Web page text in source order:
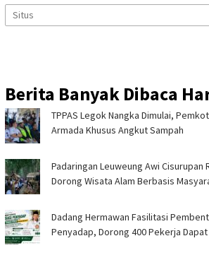
Berita Banyak Dibaca
TPPAS Legok Nangka Dimulai,
Armada Khusus Angkut Sampah
Padaringan Leuweung Awi Cisurupan
Dorong Wisata Alam Berbasis
Dadang Hermawan Fasilitasi
Penyadap, Dorong 400 Pekerja Dapat